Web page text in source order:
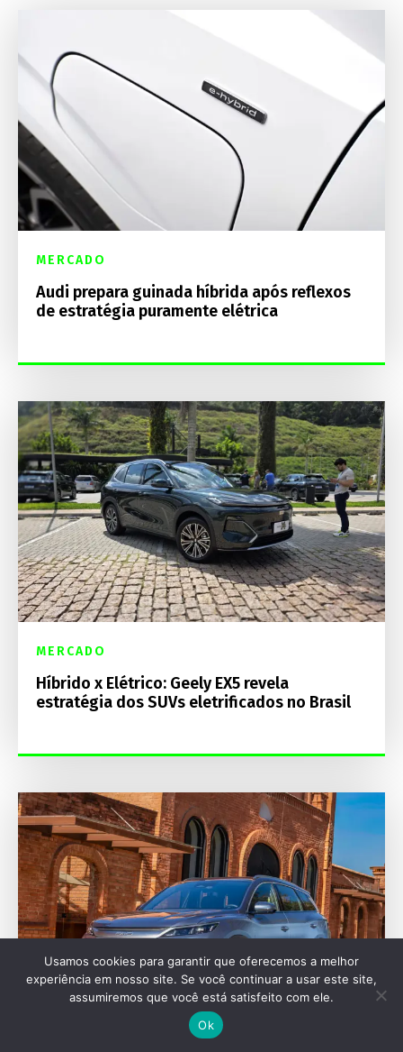
MERCADO
Audi prepara guinada híbrida após reflexos
de estratégia puramente elétrica
MERCADO
Híbrido x Elétrico: Geely EX5 revela
estratégia dos SUVs eletrificados no Brasil
Usamos cookies para garantir que oferecemos a melhor
experiência em nosso site. Se você continuar a usar este site,
assumiremos que você está satisfeito com ele.
Ok